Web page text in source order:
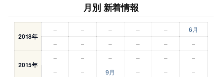
月別 新着情報
2018年
– – – – –
6月
–
– – – – –
2015年
– – – – –
–
–
– 9月 – – –